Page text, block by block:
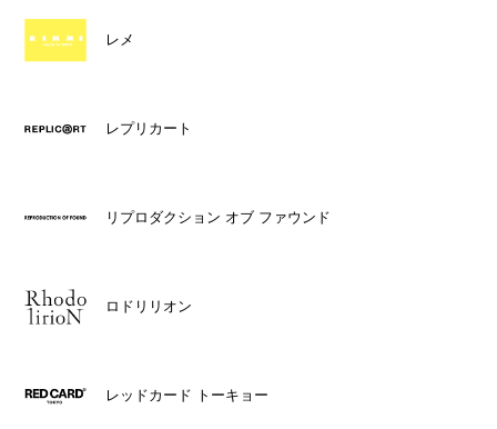
レメ
レプリカート
リプロダクション オブ ファウンド
ロドリリオン
レッドカード トーキョー